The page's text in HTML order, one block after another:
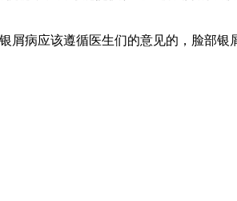
病应该遵循医生们的意见的，脸部